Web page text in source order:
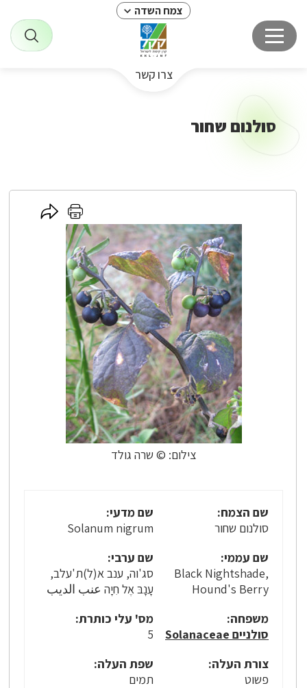
צמח השדה
צרו קשר
סולנום שחור
צילום: © שרה גולד
לחץ
לחץ
כאן
לשיתוף
שם הצמח:
סולנום שחור
שם מדעי:
Solanum nigrum
שם עממי:
Black Nightshade,
Hound's Berry
שם ערבי:
סג'וה, ענב א(ל)ת'עלב,
עָנָבּ אֶל חִיָה عنب الديب
משפחה:
סולניים Solanaceae
מס' עלי כותרת:
5
צורת העלה:
פשוט
שפת העלה:
תמים